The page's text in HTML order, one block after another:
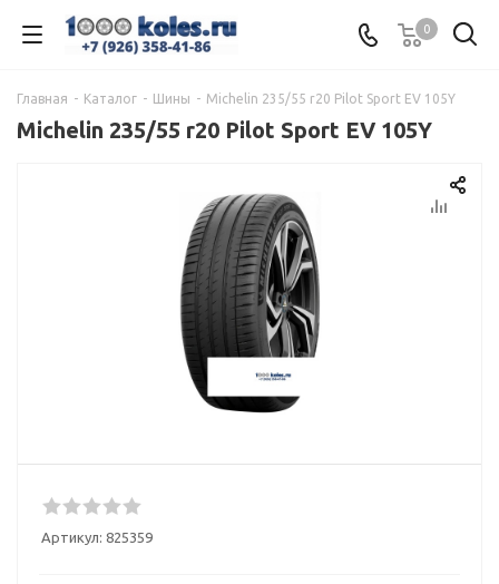
0
Главная - Каталог - Шины - Michelin 235/55 r20 Pilot Sport EV 105Y
Michelin 235/55 r20 Pilot Sport EV 105Y
Артикул: 825359